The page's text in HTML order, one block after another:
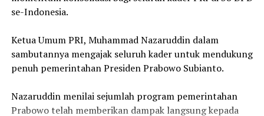
mampu menyinkronkan data pertanahan dan
tanah sehingga penetapan BPHTB menjadi lebih akurat.
“Peralihan Hak itu saat jual beli tanah kan perlu balik
nama, saat ini juga lama. Alasannya macam-macam,
salah satunya verifikasi BPHTB-nya lama. Karena itu,
saya butuh NOP sama dengan NIB sinkron dan cepat,
se-Indonesia.
‎Ketua Umum PRI, Muhammad Nazaruddin dalam
sambutannya mengajak seluruh kader untuk mendukung
penuh pemerintahan Presiden Prabowo Subianto.
‎Nazaruddin menilai sejumlah program pemerintahan
Prabowo telah memberikan dampak langsung kepada